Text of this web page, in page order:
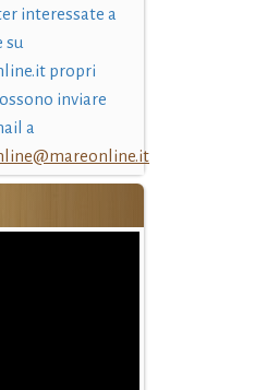
interessate a
su
propri
inviare
a